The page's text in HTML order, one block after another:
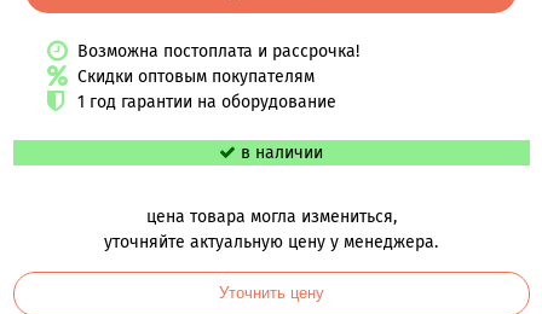
Возможна постоплата и рассрочка!
Скидки оптовым покупателям
1 год гарантии на оборудование
в наличии
цена товара могла измениться,
уточняйте актуальную цену у менеджера.
Уточнить цену